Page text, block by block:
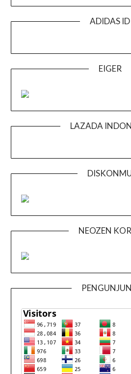
ADIDAS ID
EIGER
LAZADA
NEOZEN